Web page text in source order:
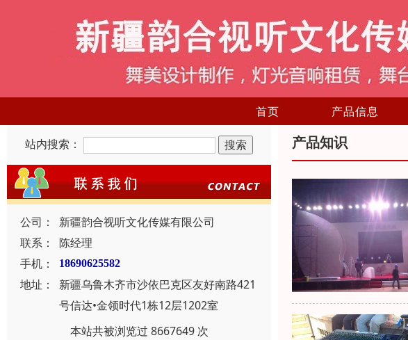
首页 产品信息
站内搜索：
公司：
新疆韵合视听文化传媒有限公司
联系：
陈经理
手机：
18690625582
地址：
新疆乌鲁木齐市沙依巴克区友好南路421
号信达•金领时代1栋12层1202室
本站共被浏览过 8667649 次
产品知识